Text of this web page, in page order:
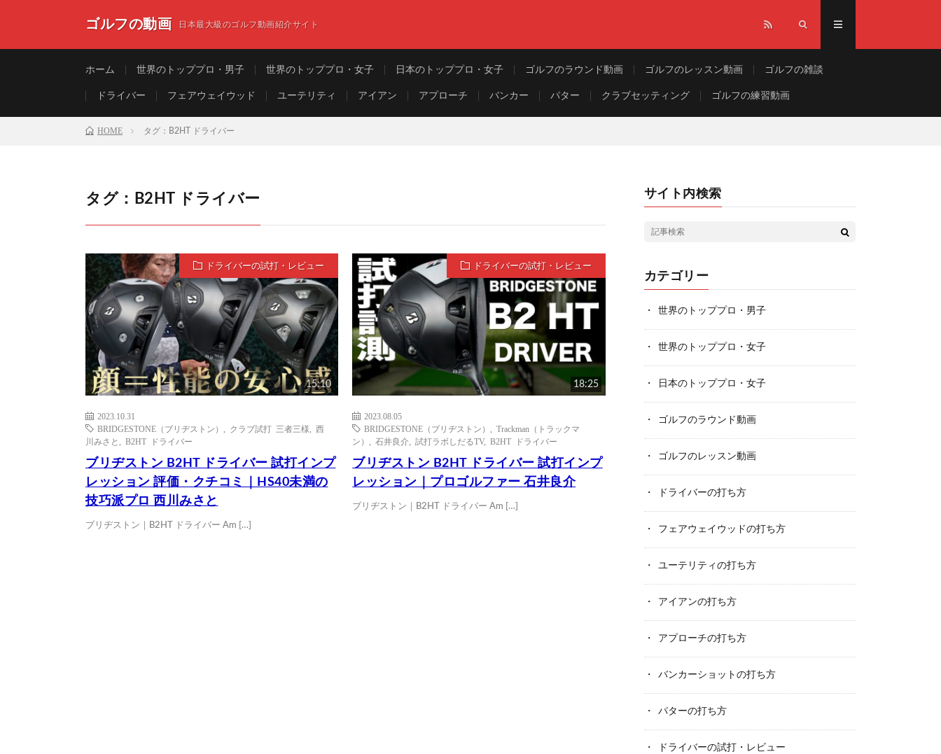
ゴルフの動画 日本最大級のゴルフ動画紹介サイト
ホーム 世界のトッププロ・男子 世界のトッププロ・女子 日本のトッププロ・女子 ゴルフのラウンド動画 ゴルフのレッスン動画 ゴルフの雑談
ドライバー フェアウェイウッド ユーテリティ アイアン アプローチ バンカー パター クラブセッティング ゴルフの練習動画
HOME タグ：B2HT ドライバー
タグ：B2HT ドライバー
ドライバーの試打・レビュー
15:10
2023.10.31
BRIDGESTONE（ブリヂストン）
クラブ試打 三者三様
西
川みさと
B2HT ドライバー
ブリヂストン B2HT ドライバー 試打インプ
レッション 評価・クチコミ｜HS40未満の
技巧派プロ 西川みさと
ブリヂストン｜B2HT ドライバー Am […]
ドライバーの試打・レビュー
18:25
2023.08.05
BRIDGESTONE（ブリヂストン）
,Trackman（トラックマ
ン）
,石井良介 ,試打ラボしだるTV,B2HT ドライバー
ブリヂストン B2HT ドライバー 試打インプ
レッション｜プロゴルファー 石井良介
ブリヂストン｜B2HT ドライバー Am […]
サイト内検索
カテゴリー
世界のトッププロ・男子
世界のトッププロ・女子
日本のトッププロ・女子
ゴルフのラウンド動画
ゴルフのレッスン動画
ドライバーの打ち方
フェアウェイウッドの打ち方
ユーテリティの打ち方
アイアンの打ち方
アプローチの打ち方
バンカーショットの打ち方
パターの打ち方
ドライバーの試打・レビュー